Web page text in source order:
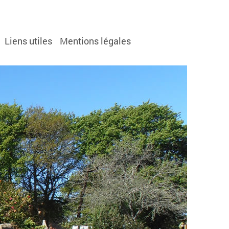
Liens utiles Mentions légales